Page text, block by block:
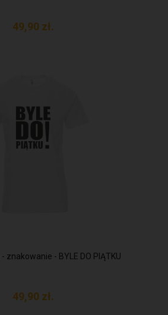
49,90 zł.
znakowanie - BYLE DO PIĄTKU
49,90 zł.